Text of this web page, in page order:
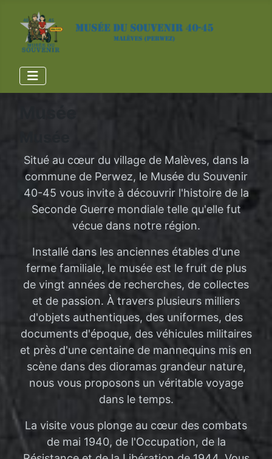
Situé au cœur du village de Malèves, dans la
commune de Perwez, le Musée du Souvenir
40-45 vous invite à découvrir l'histoire de la
Seconde Guerre mondiale telle qu'elle fut
vécue dans notre région.
Installé dans les anciennes étables d'une
ferme familiale, le musée est le fruit de plus
de vingt années de recherches, de collectes
et de passion. À travers plusieurs milliers
d'objets authentiques, des uniformes, des
documents d'époque, des véhicules militaires
et près d'une centaine de mannequins mis en
scène dans des dioramas grandeur nature,
nous vous proposons un véritable voyage
dans le temps.
La visite vous plonge au cœur des combats
de mai 1940, de l'Occupation, de la